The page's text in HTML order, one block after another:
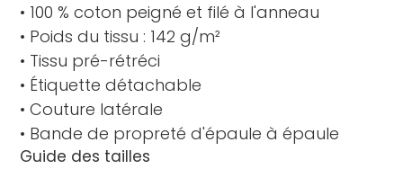
• 100 % coton peigné et filé à l'anneau
• Poids du tissu : 142 g/m²
• Tissu pré-rétréci
• Étiquette détachable
• Couture latérale
• Bande de propreté d'épaule à épaule
Guide des tailles